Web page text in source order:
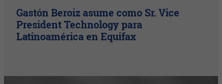
Gastón Beroiz asume como Sr. Vice
President Technology para
Latinoamérica en Equifax